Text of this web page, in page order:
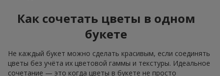
Как сочетать цветы в одном
букете
Не каждый букет можно сделать красивым, если соединять
цветы без учёта их цветовой гаммы и текстуры. Идеальное
сочетание — это когда цветы в букете не просто